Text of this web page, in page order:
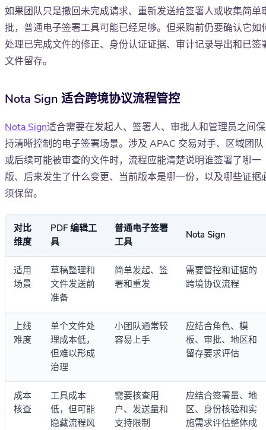
如果团队只是撤回未完成请求、重新发送给签署人或收集简单
批，普通电子签署工具可能已经足够。但采购前仍要确认它如
处理已完成文件的修正、身份认证证据、审计记录导出和已签
文件留存。
Nota Sign 适合跨境协议流程管控
Nota Sign适合需要在发起人、签署人、审批人和管理员之间保
持清晰控制的电子签署场景。涉及 APAC 交易对手、区域团队
或后续可能被审查的文件时，流程应能清楚说明谁签署了哪一
版、后来发生了什么变更、当前版本是哪一份，以及哪些证据
须保留。
对比
维度
PDF 编辑工
具
普通电子签署
工具
Nota Sign
适用
场景
草稿整理和
文件发送前
准备
简单发起、签
署和重发
需要管控和证据的
跨境协议流程
上线
难度
单个文件处
理成本低，
但难以形成
治理
小团队通常较
容易上手
应结合角色、模
板、审批、地区和
留存要求评估
成本
核查
工具成本
低，但可能
隐藏流程风
需要核查用
户、发送量和
支持限制
应结合签署量、地
区、身份核验和实
施需求评估整体成